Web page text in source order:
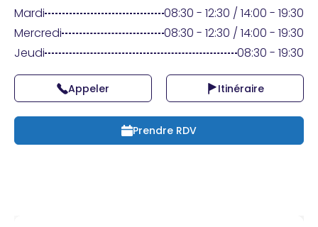
Mardi
08:30 - 12:30 / 14:00 - 19:30
Mercredi
08:30 - 12:30 / 14:00 - 19:30
Jeudi
08:30 - 19:30
Appeler Itinéraire
Prendre RDV